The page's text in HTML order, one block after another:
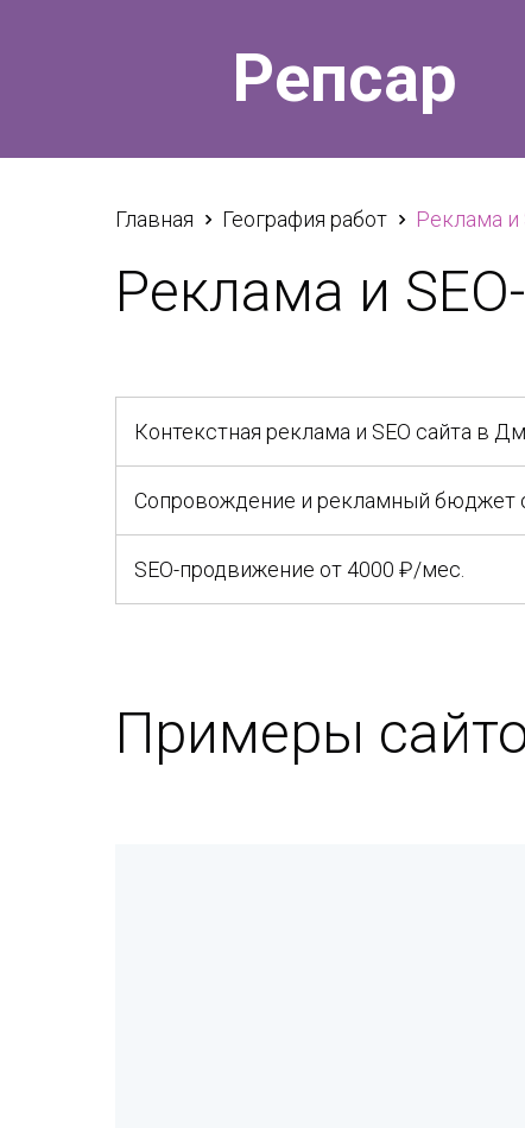
Репсар
Главная География работ Реклама и
Реклама и
Контекстная реклама и SEO сайта в
Сопровождение и рекламный бюджет
SEO-продвижение от 4000 ₽/мес.
Примеры